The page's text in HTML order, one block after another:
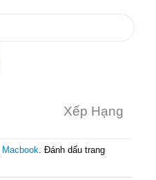
Xếp Hạng
Macbook. Đánh dấu trang